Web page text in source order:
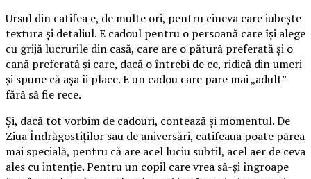
Ursul din catifea e, de multe ori, pentru cineva care iubește
textura și detaliul. E cadoul pentru o persoană care își alege
cu grijă lucrurile din casă, care are o pătură preferată și o
cană preferată și care, dacă o întrebi de ce, ridică din umeri
și spune că așa îi place. E un cadou care pare mai „adult”
fără să fie rece.
Și, dacă tot vorbim de cadouri, contează și momentul. De
Ziua Îndrăgostiților sau de aniversări, catifeaua poate părea
mai specială, pentru că are acel luciu subtil, acel aer de ceva
ales cu intenție. Pentru un copil care vrea să-și îngroape